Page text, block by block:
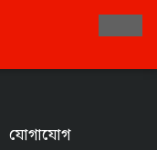
যোগাযোগ